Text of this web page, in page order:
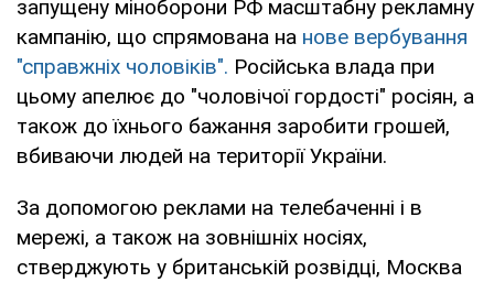
запущену міноборони РФ масштабну рекламну
кампанію, що спрямована на нове вербування
"справжніх чоловіків". Російська влада при
цьому апелює до "чоловічої гордості" росіян, а
також до їхнього бажання заробити грошей,
вбиваючи людей на території України.
За допомогою реклами на телебаченні і в
мережі, а також на зовнішніх носіях,
стверджують у британській розвідці, Москва